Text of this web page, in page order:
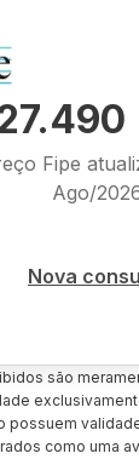
Fipe
Ago/
Nova
são
possuem
como uma